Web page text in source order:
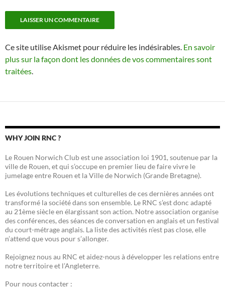
Ce site utilise Akismet pour réduire les indésirables. En savoir
plus sur la façon dont les données de vos commentaires sont
traitées.
WHY JOIN RNC ?
Le Rouen Norwich Club est une association loi 1901, soutenue par la
ville de Rouen, et qui s’occupe en premier lieu de faire vivre le
jumelage entre Rouen et la Ville de Norwich (Grande Bretagne).
Les évolutions techniques et culturelles de ces dernières années ont
transformé la société dans son ensemble. Le RNC s’est donc adapté
au 21ème siècle en élargissant son action. Notre association organise
des conférences, des séances de conversation en anglais et un festival
du court-métrage anglais. La liste des activités n’est pas close, elle
n’attend que vous pour s’allonger.
Rejoignez nous au RNC et aidez-nous à développer les relations entre
notre territoire et l’Angleterre.
Pour nous contacter :